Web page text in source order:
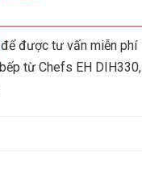
để được tư vấn miễn phí
bếp từ Chefs EH DIH330,